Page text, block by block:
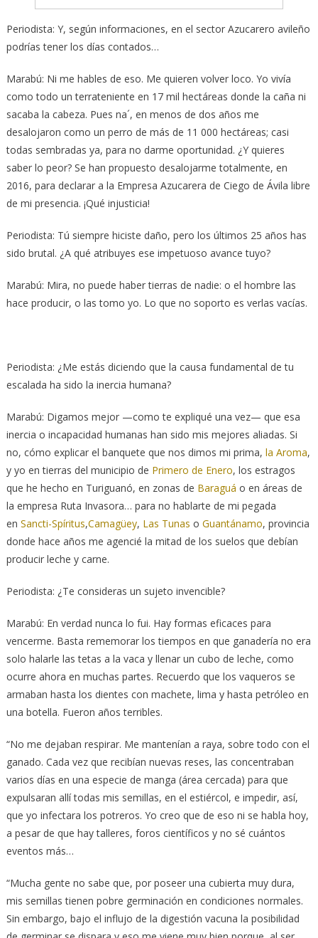
Periodista: Y, según informaciones, en el sector Azucarero avileño
podrías tener los días contados…
Marabú: Ni me hables de eso. Me quieren volver loco. Yo vivía
como todo un terrateniente en 17 mil hectáreas donde la caña ni
sacaba la cabeza. Pues na´, en menos de dos años me
desalojaron como un perro de más de 11 000 hectáreas; casi
todas sembradas ya, para no darme oportunidad. ¿Y quieres
saber lo peor? Se han propuesto desalojarme totalmente, en
2016, para declarar a la Empresa Azucarera de Ciego de Ávila libre
de mi presencia. ¡Qué injusticia!
Periodista: Tú siempre hiciste daño, pero los últimos 25 años has
sido brutal. ¿A qué atribuyes ese impetuoso avance tuyo?
Marabú: Mira, no puede haber tierras de nadie: o el hombre las
hace producir, o las tomo yo. Lo que no soporto es verlas vacías.
Periodista: ¿Me estás diciendo que la causa fundamental de tu
escalada ha sido la inercia humana?
Marabú: Digamos mejor —como te expliqué una vez— que esa
inercia o incapacidad humanas han sido mis mejores aliadas. Si
no, cómo explicar el banquete que nos dimos mi prima, la Aroma,
y yo en tierras del municipio de Primero de Enero, los estragos
que he hecho en Turiguanó, en zonas de Baraguá o en áreas de
la empresa Ruta Invasora… para no hablarte de mi pegada
en Sancti-Spíritus,Camagüey, Las Tunas o Guantánamo, provincia
donde hace años me agencié la mitad de los suelos que debían
producir leche y carne.
Periodista: ¿Te consideras un sujeto invencible?
Marabú: En verdad nunca lo fui. Hay formas eficaces para
vencerme. Basta rememorar los tiempos en que ganadería no era
solo halarle las tetas a la vaca y llenar un cubo de leche, como
ocurre ahora en muchas partes. Recuerdo que los vaqueros se
armaban hasta los dientes con machete, lima y hasta petróleo en
una botella. Fueron años terribles.
“No me dejaban respirar. Me mantenían a raya, sobre todo con el
ganado. Cada vez que recibían nuevas reses, las concentraban
varios días en una especie de manga (área cercada) para que
expulsaran allí todas mis semillas, en el estiércol, e impedir, así,
que yo infectara los potreros. Yo creo que de eso ni se habla hoy,
a pesar de que hay talleres, foros científicos y no sé cuántos
eventos más…
“Mucha gente no sabe que, por poseer una cubierta muy dura,
mis semillas tienen pobre germinación en condiciones normales.
Sin embargo, bajo el influjo de la digestión vacuna la posibilidad